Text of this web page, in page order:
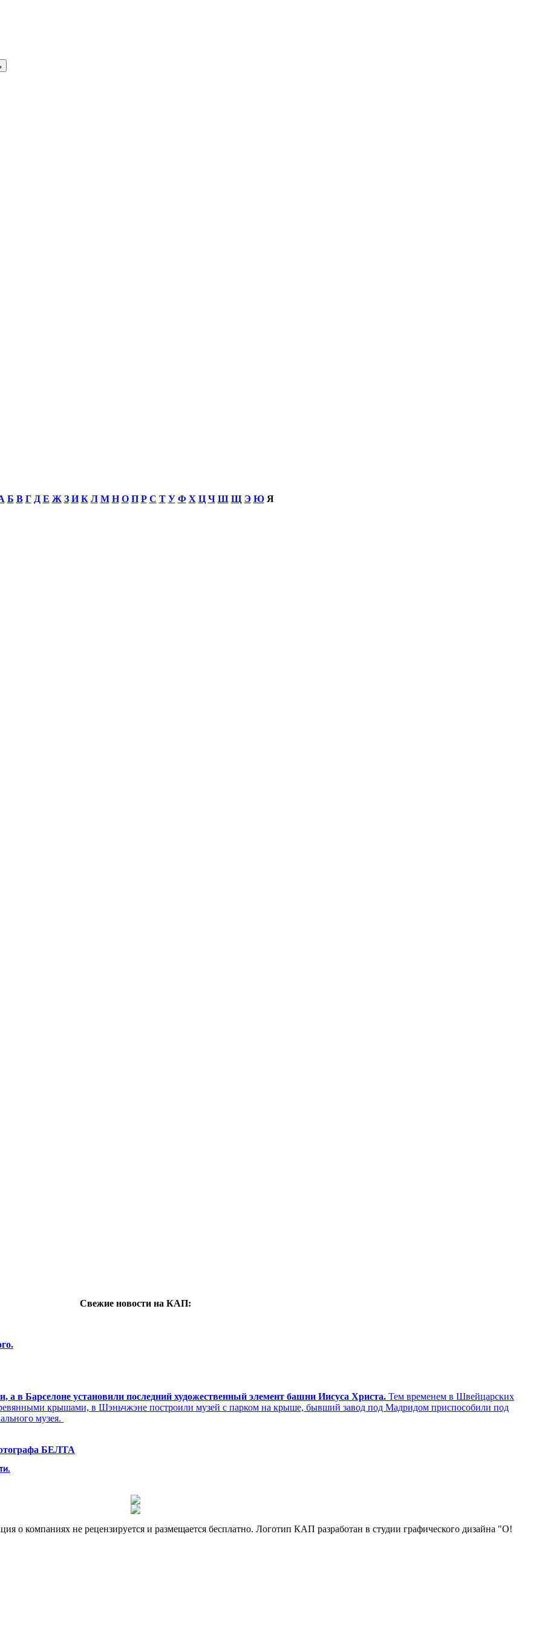
Б В Г Д Е Ж З И К Л М Н О П Р С Т У Ф Х Ц Ч Ш Щ Э ЮЯ
Свежие новости на КАП:
а в Барселоне установили последний художественный элемент башни Иисуса Христа. Тем временем в Швейцарских
крышами, в Шэньчжэне построили музей с парком на крыше, бывший завод под Мадридом приспособили под
музея.
БЕЛТА
компаниях не рецензируется и размещается бесплатно. Логотип КАП разработан в студии графического дизайна "О!